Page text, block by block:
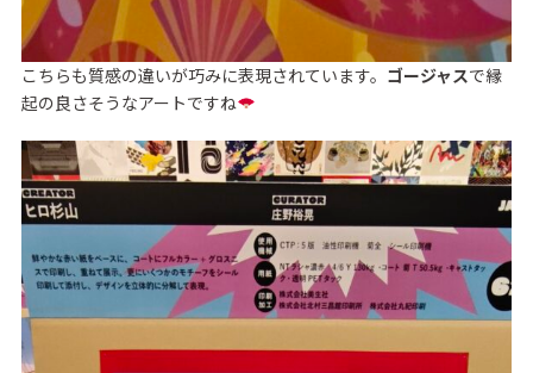
こちらも質感の違いが巧みに表現されています。 ゴージャスで縁
起の良さそうなアートですね